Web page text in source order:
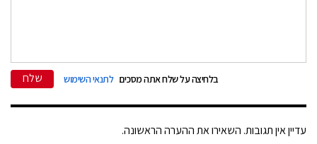
בלחיצה על שלח אתה מסכים לתנאי השימוש שלח
עדיין אין תגובות. השאירו את ההערה הראשונה.